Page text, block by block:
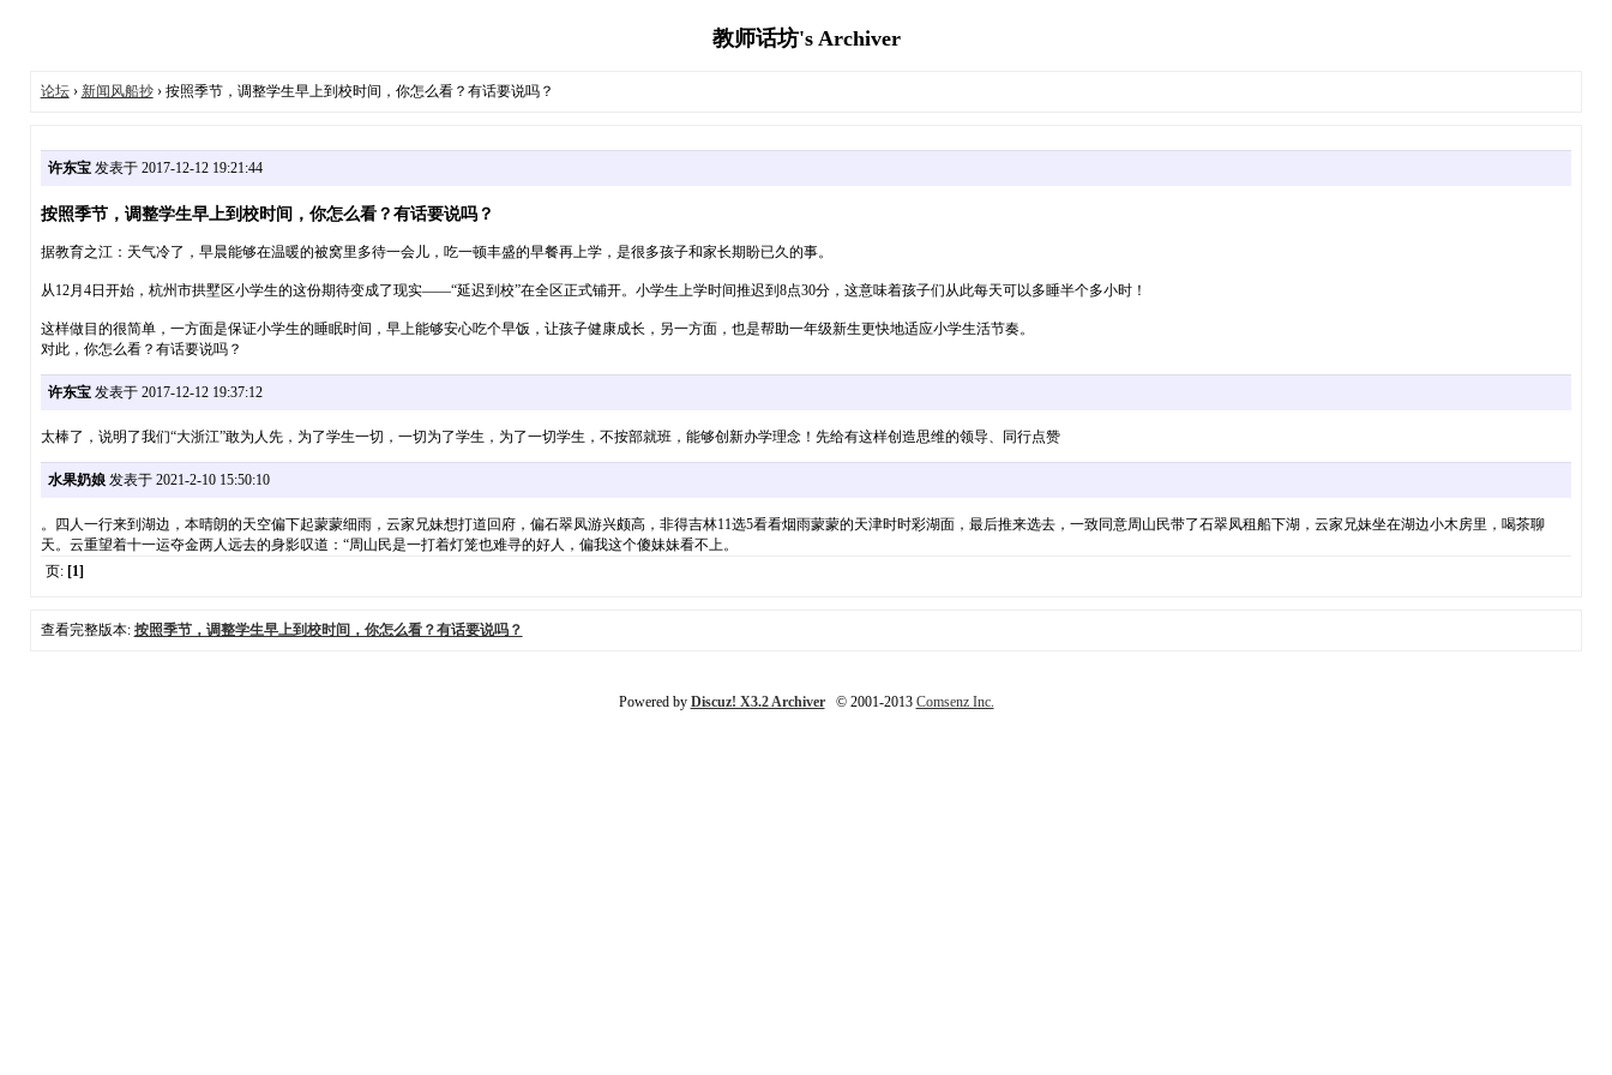
教师话坊's Archiver
论坛› 新闻风船抄› 按照季节，调整学生早上到校时间，你怎么看？有话要说吗？
许东宝发表于 2017-12-12 19:21:44
按照季节，调整学生早上到校时间，你怎么看？有话要说吗？
据教育之江：天气冷了，早晨能够在温暖的被窝里多待一会儿，吃一顿丰盛的早餐再上学，是很多孩子和家长期盼已久的事。
从12月4日开始，杭州市拱墅区小学生的这份期待变成了现实——“延迟到校”在全区正式铺开。小学生上学时间推迟到8点30分，这意味着孩子们从此每天可以多睡半个多小时！
这样做目的很简单，一方面是保证小学生的睡眠时间，早上能够安心吃个早饭，让孩子健康成长，另一方面，也是帮助一年级新生更快地适应小学生活节奏。
对此，你怎么看？有话要说吗？
许东宝发表于 2017-12-12 19:37:12
太棒了，说明了我们“大浙江”敢为人先，为了学生一切，一切为了学生，为了一切学生，不按部就班，能够创新办学理念！先给有这样创造思维的领导、同行点赞
水果奶娘发表于 2021-2-10 15:50:10
。四人一行来到湖边，本晴朗的天空偏下起蒙蒙细雨，云家兄妹想打道回府，偏石翠凤游兴颇高，非得吉林11选5看看烟雨蒙蒙的天津时时彩湖面，最后推来选去，一致同意周山民带了石翠凤租船下湖，云家兄妹坐在湖边小木房里，喝茶聊
天。云重望着十一运夺金两人远去的身影叹道：“周山民是一打着灯笼也难寻的好人，偏我这个傻妹妹看不上。
页: [1]
查看完整版本: 按照季节，调整学生早上到校时间，你怎么看？有话要说吗？
Powered by Discuz! X3.2 Archiver© 2001-2013 Comsenz Inc.